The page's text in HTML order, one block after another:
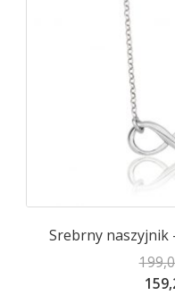
Srebrny naszyjnik